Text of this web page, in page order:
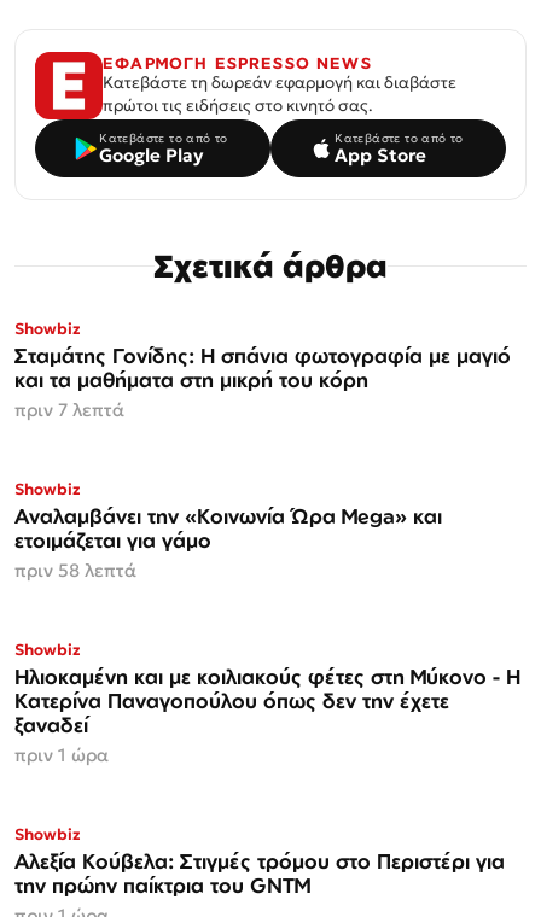
ΕΦΑΡΜΟΓΗ ESPRESSO NEWS
Κατεβάστε τη δωρεάν εφαρμογή και διαβάστε
πρώτοι τις ειδήσεις στο κινητό σας.
Κατεβάστε το από το
Google Play
Κατεβάστε το από το
App Store
Σχετικά άρθρα
Showbiz
Σταμάτης Γονίδης: Η σπάνια φωτογραφία με μαγιό
και τα μαθήματα στη μικρή του κόρη
πριν 7 λεπτά
Showbiz
Αναλαμβάνει την «Κοινωνία Ώρα Mega» και
ετοιμάζεται για γάμο
πριν 58 λεπτά
Showbiz
Ηλιοκαμένη και με κοιλιακούς φέτες στη Μύκονο - Η
Κατερίνα Παναγοπούλου όπως δεν την έχετε
ξαναδεί
πριν 1 ώρα
Showbiz
Αλεξία Κούβελα: Στιγμές τρόμου στο Περιστέρι για
την πρώην παίκτρια του GNTM